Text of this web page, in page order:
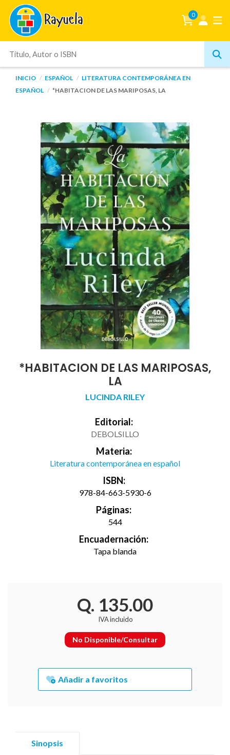
0
INICIO ESPAÑOL
LITERATURA CONTEMPORÁNEA EN
ESPAÑOL
*HABITACION DE LAS MARIPOSAS, LA
*HABITACION DE LAS MARIPOSAS,
LA
LUCINDA RILEY
Editorial:
DEBOLSILLO
Materia:
Literatura contemporánea en español
ISBN:
978-84-663-5930-6
Páginas:
544
Encuadernación:
Tapa blanda
Q. 135.00
IVA incluido
No Disponible/Consultar
Añadir a favoritos
Sinopsis